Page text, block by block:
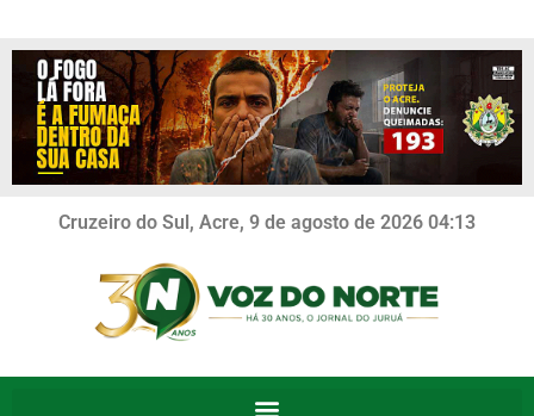
Cruzeiro do Sul, Acre, 9 de agosto de 2026 04:13